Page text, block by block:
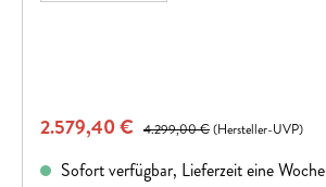
Verkaufspreis:
2.579,40 € Regulärer Preis:
4.299,00 €(Hersteller-UVP)
Sofort verfügbar, Lieferzeit eine Woche